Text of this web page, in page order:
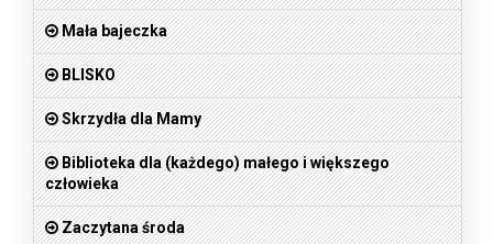
Mała bajeczka
BLISKO
Skrzydła dla Mamy
Biblioteka dla (każdego) małego i większego
człowieka
Zaczytana środa